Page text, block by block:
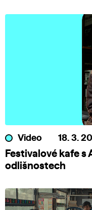
Video 18. 3.
Festivalové kafe s
odlišnostech